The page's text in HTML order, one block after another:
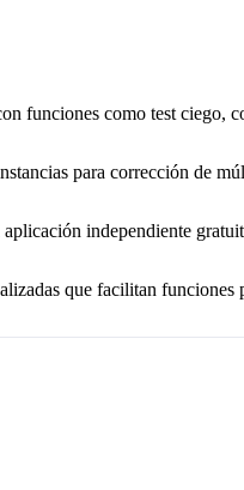
funciones como test ciego,
para corrección de
independiente
que facilitan funciones